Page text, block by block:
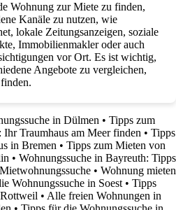
Wohnung zur Miete zu finden,
Kanäle zu nutzen, wie
lokale Zeitungsanzeigen, soziale
Immobilienmakler oder auch
vor Ort. Es ist wichtig,
Angebote zu vergleichen,
in Dülmen • Tipps zum
Traumhaus am Meer finden • Tipps
in Bremen • Tipps zum Mieten von
• Wohnungssuche in Bayreuth: Tipps
• Wohnung mieten
Wohnungssuche in Soest • Tipps
• Alle freien Wohnungen in